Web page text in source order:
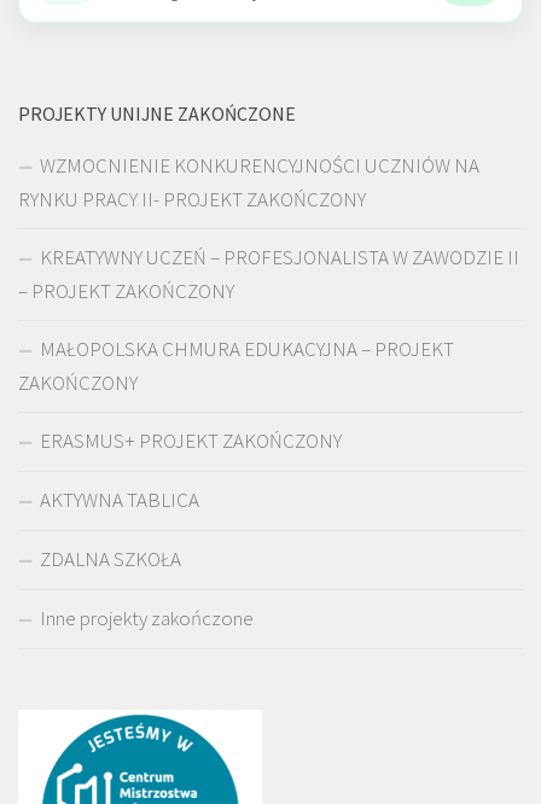
PROJEKTY UNIJNE ZAKOŃCZONE
WZMOCNIENIE KONKURENCYJNOŚCI UCZNIÓW NA
RYNKU PRACY II- PROJEKT ZAKOŃCZONY
KREATYWNY UCZEŃ – PROFESJONALISTA W ZAWODZIE II
– PROJEKT ZAKOŃCZONY
MAŁOPOLSKA CHMURA EDUKACYJNA – PROJEKT
ZAKOŃCZONY
ERASMUS+ PROJEKT ZAKOŃCZONY
AKTYWNA TABLICA
ZDALNA SZKOŁA
Inne projekty zakończone